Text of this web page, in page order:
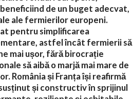
de un buget adecvat,
ale fermierilor europeni.
pentru simplificarea
astfel încât fermierii să
mai ușor, fără birocrație
să aibă o marjă mai mare de
România și Franța își reafirmă
și constructiv în sprijinul